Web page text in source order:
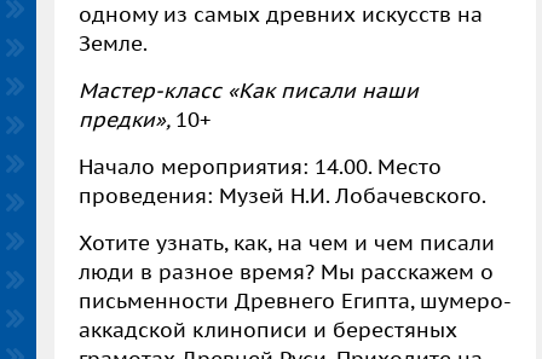
одному из самых древних искусств на
Земле.
Мастер-класс «Как писали наши
предки», 10+
Начало мероприятия: 14.00. Место
проведения: Музей Н.И. Лобачевского.
Хотите узнать, как, на чем и чем писали
люди в разное время? Мы расскажем о
письменности Древнего Египта, шумеро-
аккадской клинописи и берестяных